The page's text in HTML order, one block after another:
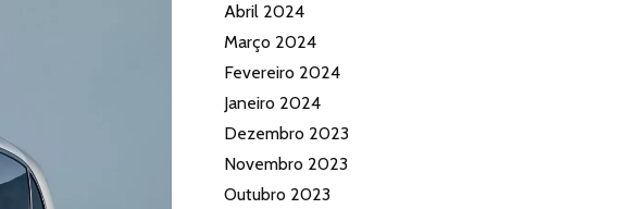
Abril 2024
Março 2024
Fevereiro 2024
Janeiro 2024
Dezembro 2023
Novembro 2023
Outubro 2023